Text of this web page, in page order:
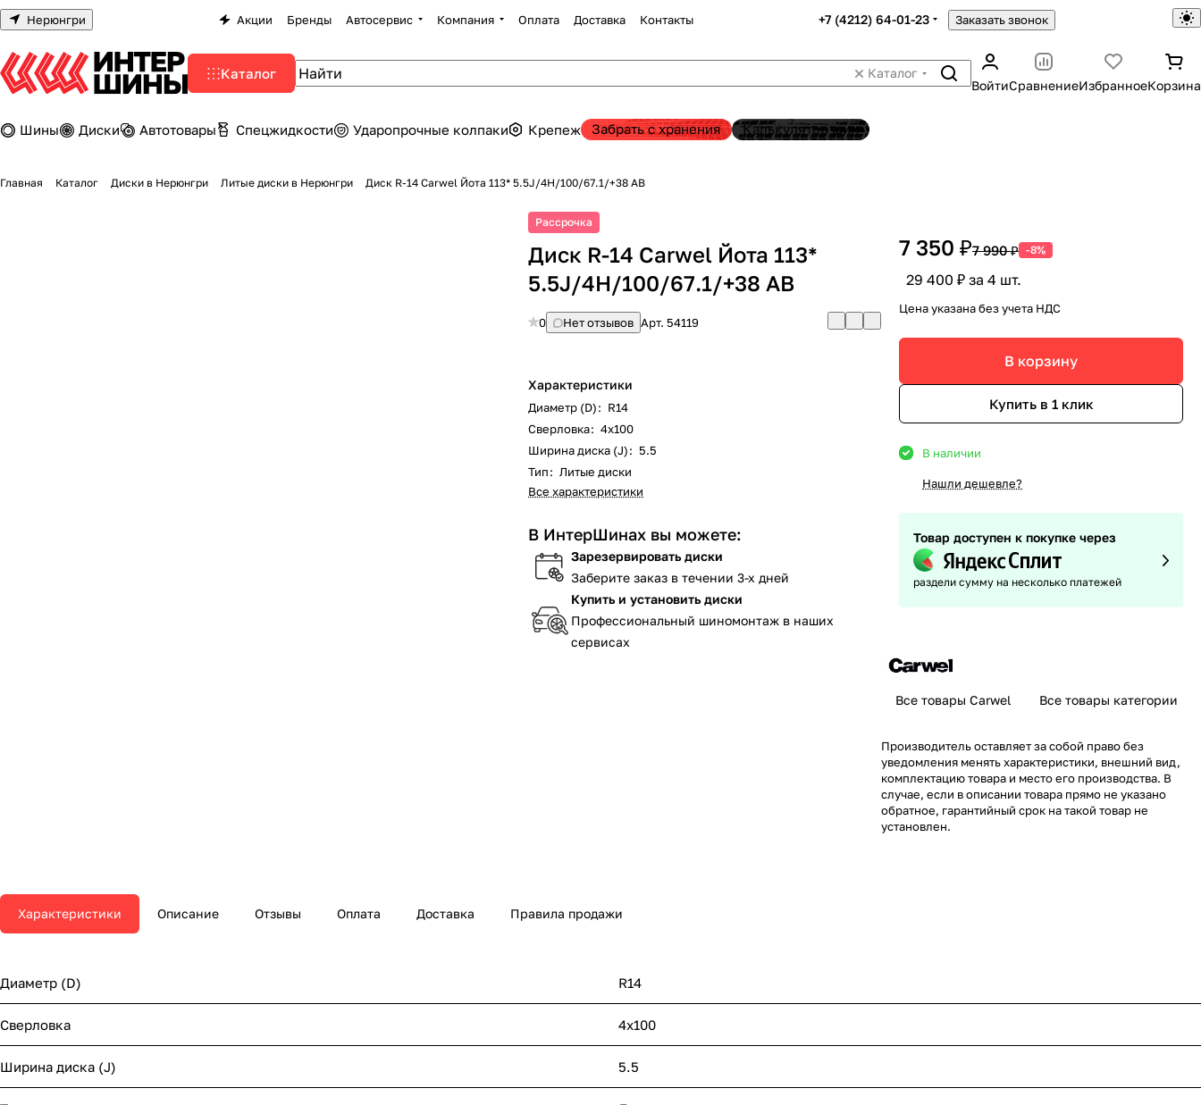
Нерюнгри Акции Бренды Автосервис Компания Оплата Доставка Контакты +7 (4212) 64-01-23 Заказать звонок
Каталог
Каталог
ВойтиСравнениеИзбранноеКорзина
Шины Диски Автотовары Спецжидкости Ударопрочные колпаки Крепеж Забрать с хранения Калькулятор шин
Главная Каталог Диски в Нерюнгри Литые диски в Нерюнгри Диск R-14 Carwel Йота 113* 5.5J/4H/100/67.1/+38 AB
Рассрочка
Диск R-14 Carwel Йота 113*
5.5J/4H/100/67.1/+38 AB
0 Нет отзывов Арт. 54119
Характеристики
Диаметр (D): R14
Сверловка: 4х100
Ширина диска (J): 5.5
Тип: Литые диски
Все характеристики
В ИнтерШинах вы можете:
Зарезервировать диски
Заберите заказ в течении 3-х дней
Купить и установить диски
Профессиональный шиномонтаж в наших
сервисах
7 350 ₽7 990 ₽ -8%
29 400 ₽ за 4 шт.
Цена указана без учета НДС
В корзину
Купить в 1 клик
В наличии
Нашли дешевле?
Товар доступен к покупке через
раздели сумму на несколько платежей
Все товары Carwel Все товары категории
Производитель оставляет за собой право без
уведомления менять характеристики, внешний вид,
комплектацию товара и место его производства. В
случае, если в описании товара прямо не указано
обратное, гарантийный срок на такой товар не
установлен.
Характеристики Описание Отзывы Оплата Доставка Правила продажи
Диаметр (D) R14
Сверловка 4х100
Ширина диска (J) 5.5